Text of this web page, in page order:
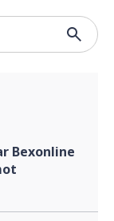
Bexonline